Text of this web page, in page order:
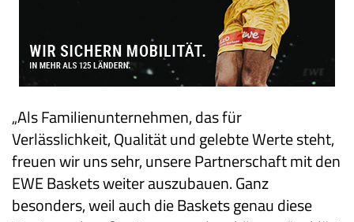
„Als Familienunternehmen, das für
Verlässlichkeit, Qualität und gelebte Werte steht,
freuen wir uns sehr, unsere Partnerschaft mit den
EWE Baskets weiter auszubauen. Ganz
besonders, weil auch die Baskets genau diese